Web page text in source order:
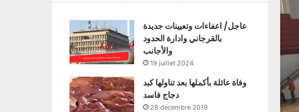
عاجل/ اعفاءات وتعيينات جديدة
بالقرجاني وادارة الحدود
والأجانب
19 juillet 2024
وفاة عائلة بأكملها بعد تناولها كبد
دجاج فاسد
28 décembre 2019